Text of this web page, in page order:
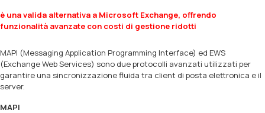
è una valida alternativa a Microsoft Exchange, offrendo
funzionalità avanzate con costi di gestione ridotti
MAPI (Messaging Application Programming Interface) ed EWS
(Exchange Web Services) sono due protocolli avanzati utilizzati per
garantire una sincronizzazione fluida tra client di posta elettronica e il
server.
MAPI